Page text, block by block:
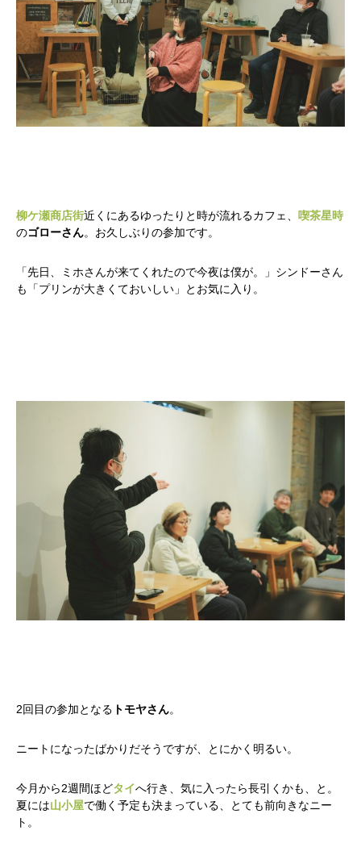
柳ケ瀬商店街近くにあるゆったりと時が流れるカフェ、 喫茶星時
のゴローさん。お久しぶりの参加です。
「先日、ミホさんが来てくれたので今夜は僕が。」シンドーさん
も「プリンが大きくておいしい」とお気に入り。
2回目の参加となる トモヤさん。
ニートになったばかりだそうですが、とにかく明るい。
今月から2週間ほどタイへ行き、気に入ったら長引くかも、と。
夏には山小屋で働く予定も決まっている、とても前向きなニー
ト。